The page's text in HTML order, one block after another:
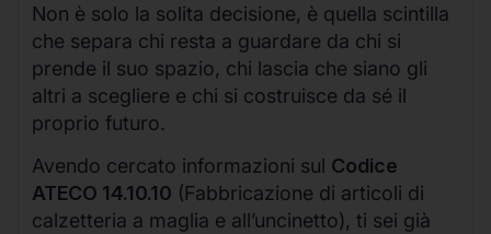
Non è solo la solita decisione, è quella scintilla
che separa chi resta a guardare da chi si
prende il suo spazio, chi lascia che siano gli
altri a scegliere e chi si costruisce da sé il
proprio futuro.
Avendo cercato informazioni sul Codice
ATECO 14.10.10 (Fabbricazione di articoli di
calzetteria a maglia e all’uncinetto), ti sei già